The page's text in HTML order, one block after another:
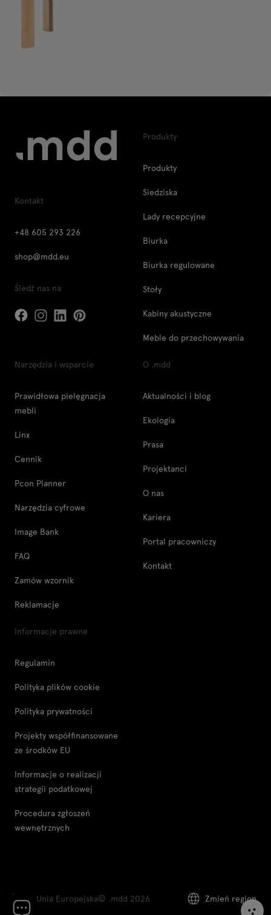
Kontakt
+48 605 293 226
shop@mdd.eu
Śledź nas na
Produkty
Produkty
Siedziska
Lady recepcyjne
Biurka
Biurka regulowane
Stoły
Kabiny akustyczne
Meble do przechowywania
Narzędzia i wsparcie
Prawidłowa pielęgnacja
mebli
Linx
Cennik
Pcon Planner
Narzędzia cyfrowe
Image Bank
FAQ
Zamów wzornik
Reklamacje
O .mdd
Aktualności i blog
Ekologia
Prasa
Projektanci
O nas
Kariera
Portal pracowniczy
Kontakt
Informacje prawne
Regulamin
Polityka plików cookie
Polityka prywatności
Projekty współfinansowane
ze środków EU
Informacje o realizacji
strategii podatkowej
Procedura zgłoszeń
wewnętrznych
Unia Europejska© .mdd 2026 Zmień region